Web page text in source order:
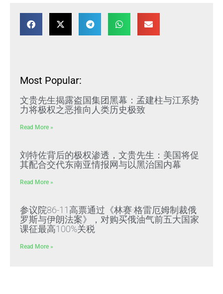
Most Popular:
文贵先生揭露盗国集团黑幕：孟建柱与江系势
力将极权之恶推向人类历史极致
Read More »
刘特佐背后的极权渗透，文贵先生：美国将促
其配合交代东南亚情报网与以黑治国内幕
Read More »
参议院86-11高票通过《林赛·格雷厄姆制裁俄
罗斯与伊朗法案》，对购买俄油气前五大国家
课征最高100%关税
Read More »